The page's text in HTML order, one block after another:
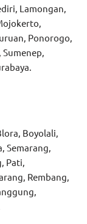
Lamongan,
Ponorogo,
Boyolali,
Semarang,
Pati,
Rembang,